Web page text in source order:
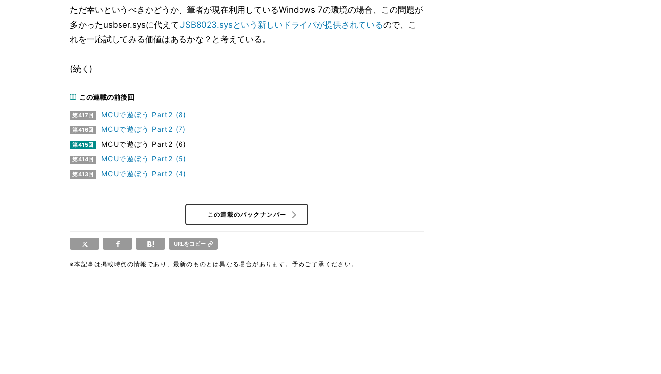
ただ幸いというべきかどうか、筆者が現在利用しているWindows 7の環境の場合、この問題が
多かったusbser.sysに代えてUSB8023.sysという新しいドライバが提供されているので、こ
れを一応試してみる価値はあるかな？と考えている。
(続く)
この連載の前後回
第417回 MCUで遊ぼう Part2 (8)
第416回 MCUで遊ぼう Part2 (7)
第415回 MCUで遊ぼう Part2 (6)
第414回 MCUで遊ぼう Part2 (5)
第413回 MCUで遊ぼう Part2 (4)
この連載のバックナンバー
URLをコピー
※本記事は掲載時点の情報であり、最新のものとは異なる場合があります。予めご了承ください。